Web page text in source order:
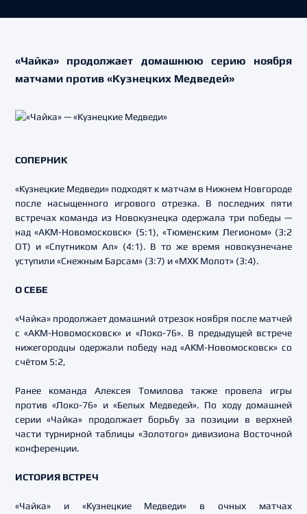
«Чайка» продолжает домашнюю серию ноября
матчами против «Кузнецких Медведей»
СОПЕРНИК
«Кузнецкие Медведи» подходят к матчам в Нижнем Новгороде
после насыщенного игрового отрезка. В последних пяти
встречах команда из Новокузнецка одержала три победы —
над «АКМ-Новомосковск» (5:1), «Тюменским Легионом» (3:2
ОТ) и «Спутником Ал» (4:1). В то же время новокузнечане
уступили «Снежным Барсам» (3:7) и «МХК Молот» (3:4).
О СЕБЕ
«Чайка» продолжает домашний отрезок ноября после матчей
с «АКМ-Новомосковск» и «Локо-76». В предыдущей встрече
нижегородцы одержали победу над «АКМ-Новомосковск» со
счётом 5:2,
Ранее команда Алексея Томилова также провела игры
против «Локо-76» и «Белых Медведей». По ходу домашней
серии «Чайка» продолжает борьбу за позиции в верхней
части турнирной таблицы «Золотого» дивизиона Восточной
конференции.
ИСТОРИЯ ВСТРЕЧ
«Чайка» и «Кузнецкие Медведи» в очных матчах